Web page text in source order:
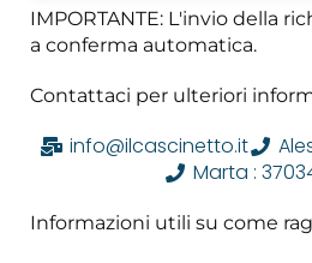
IMPORTANTE: L'invio della
a conferma automatica.
Contattaci per ulteriori
info@ilcascinetto.it
Marta :
Informazioni utili su come